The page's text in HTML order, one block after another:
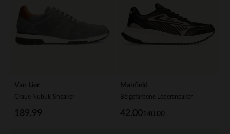
Van Lier
Graue Nubuk-Sneaker
189.99
Manfield
Beigefarbene Ledersneaker
140.00
42.00